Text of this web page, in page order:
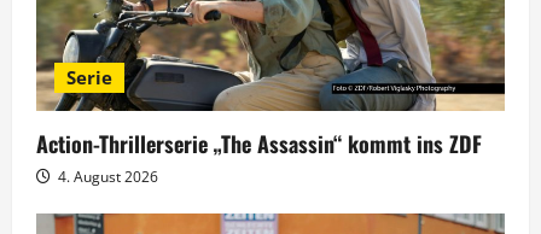
Serie
Action-Thrillerserie „The Assassin“ kommt ins ZDF
4. August 2026